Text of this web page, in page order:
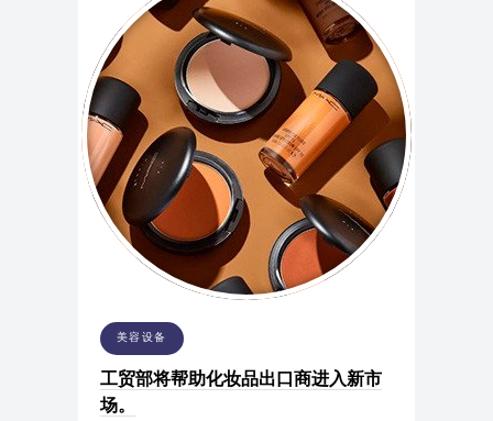
美容设备
工贸部将帮助化妆品出口商进入新市
场。